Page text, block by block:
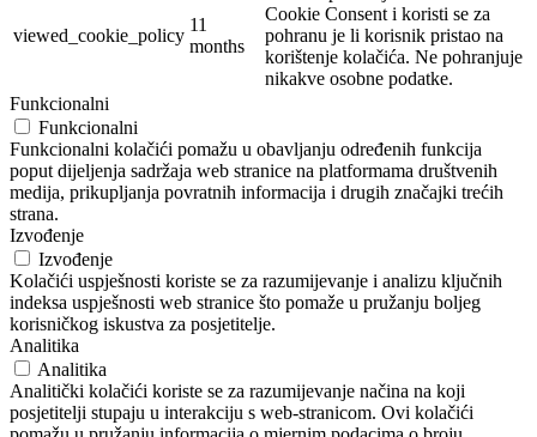
viewed_cookie_policy
11
months
Cookie Consent i koristi se za
pohranu je li korisnik pristao na
korištenje kolačića. Ne pohranjuje
nikakve osobne podatke.
Funkcionalni
Funkcionalni
Funkcionalni kolačići pomažu u obavljanju određenih funkcija
poput dijeljenja sadržaja web stranice na platformama društvenih
medija, prikupljanja povratnih informacija i drugih značajki trećih
strana.
Izvođenje
Izvođenje
Kolačići uspješnosti koriste se za razumijevanje i analizu ključnih
indeksa uspješnosti web stranice što pomaže u pružanju boljeg
korisničkog iskustva za posjetitelje.
Analitika
Analitika
Analitički kolačići koriste se za razumijevanje načina na koji
posjetitelji stupaju u interakciju s web-stranicom. Ovi kolačići